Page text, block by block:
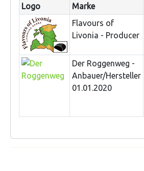
Logo Marke
Flavours of
Livonia - Producer
Der Roggenweg -
Anbauer/Hersteller
01.01.2020